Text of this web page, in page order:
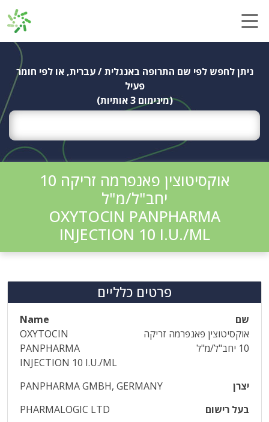
ניתן לחפש לפי שם התרופה באנגלית / עברית, או לפי חומר
פעיל
(מינימום 3 אותיות)
אוקסיטוצין פאנפרמה זריקה 10
יחב"ל/מ"ל
OXYTOCIN PANPHARMA
INJECTION 10 I.U./ML
פרטים כלליים
שם
Name
אוקסיטוצין פאנפרמה זריקה
10 יחב"ל/מ"ל
OXYTOCIN
PANPHARMA
INJECTION 10 I.U./ML
יצרן
PANPHARMA GMBH, GERMANY
בעל רישום
PHARMALOGIC LTD